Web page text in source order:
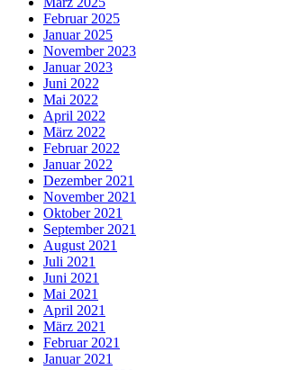
Februar 2025
Januar 2025
November 2023
Januar 2023
Juni 2022
Mai 2022
April 2022
März 2022
Februar 2022
Januar 2022
Dezember 2021
November 2021
Oktober 2021
September 2021
August 2021
Juli 2021
Juni 2021
Mai 2021
April 2021
März 2021
Februar 2021
Januar 2021